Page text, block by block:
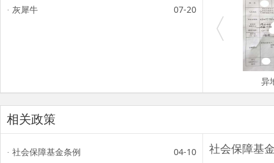
· 灰犀牛 07-20
异
相关政策
· 社会保障基金条例 04-10 社会保障基